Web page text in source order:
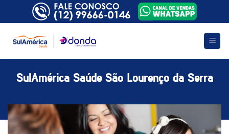
SulAmérica Saúde São Lourenço da Serra